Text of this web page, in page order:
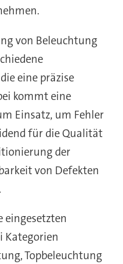
von Beleuchtung
eine präzise
kommt eine
Einsatz, um Fehler
für die Qualität
der
von Defekten
eingesetzten
Kategorien
Topbeleuchtung